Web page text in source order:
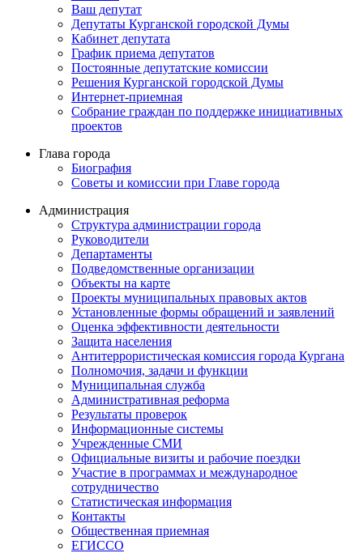
Ваш депутат
Депутаты Курганской городской Думы
Кабинет депутата
График приема депутатов
Постоянные депутатские комиссии
Решения Курганской городской Думы
Интернет-приемная
Собрание граждан по поддержке инициативных
проектов
Глава города
Биография
Советы и комиссии при Главе города
Администрация
Структура администрации города
Руководители
Департаменты
Подведомственные организации
Объекты на карте
Проекты муниципальных правовых актов
Установленные формы обращений и заявлений
Оценка эффективности деятельности
Защита населения
Антитеррористическая комиссия города Кургана
Полномочия, задачи и функции
Муниципальная служба
Административная реформа
Результаты проверок
Информационные системы
Учрежденные СМИ
Официальные визиты и рабочие поездки
Участие в программах и международное
сотрудничество
Статистическая информация
Контакты
Общественная приемная
ЕГИССО